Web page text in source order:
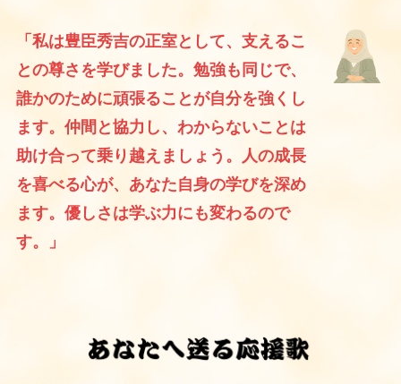
「私は豊臣秀吉の正室として、支えるこ
との尊さを学びました。勉強も同じで、
誰かのために頑張ることが自分を強くし
ます。仲間と協力し、わからないことは
助け合って乗り越えましょう。人の成長
を喜べる心が、あなた自身の学びを深め
ます。優しさは学ぶ力にも変わるので
す。」